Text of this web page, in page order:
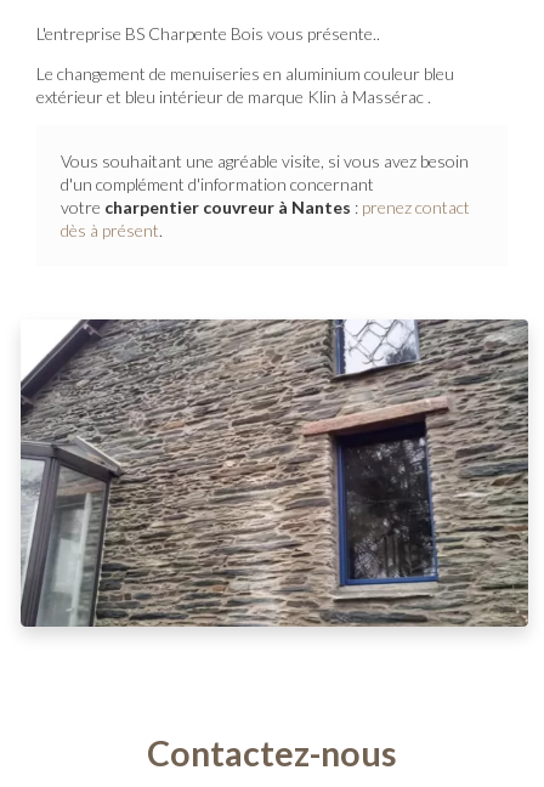
L'entreprise BS Charpente Bois vous présente..
Le changement de menuiseries en aluminium couleur bleu
extérieur et bleu intérieur de marque Klin à Massérac .
Vous souhaitant une agréable visite, si vous avez besoin
d'un complément d'information concernant
votre charpentier couvreur à Nantes : prenez contact
dès à présent.
Contactez-nous